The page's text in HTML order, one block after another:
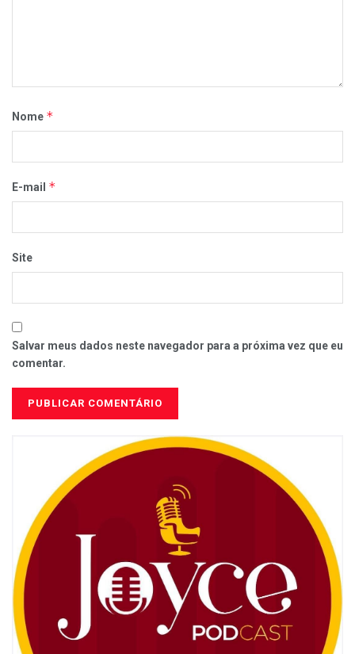
Nome *
E-mail *
Site
Salvar meus dados neste navegador para a próxima vez que eu
comentar.